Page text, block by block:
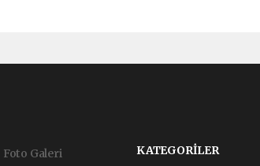
Foto Galeri KATEGORİLER